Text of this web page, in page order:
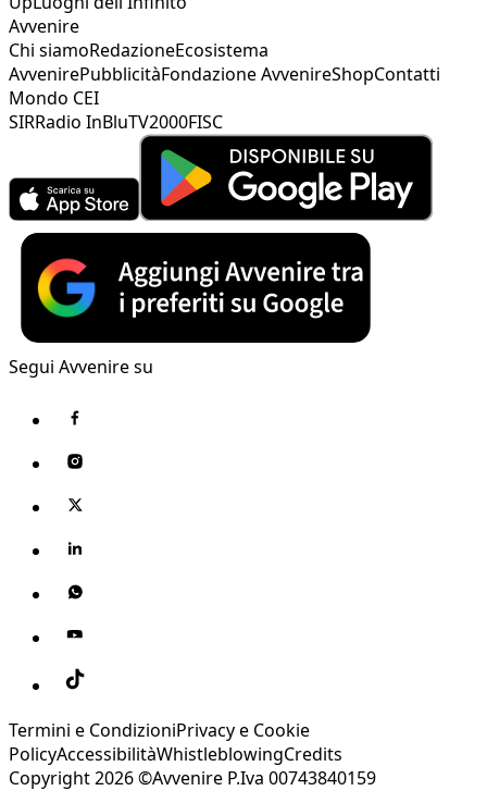
Avvenire
Chi siamoRedazioneEcosistema
AvvenirePubblicitàFondazione AvvenireShopContatti
Mondo CEI
SIRRadio InBluTV2000FISC
Segui Avvenire su
Termini e CondizioniPrivacy e Cookie
PolicyAccessibilitàWhistleblowingCredits
Copyright 2026 ©Avvenire P.Iva 00743840159